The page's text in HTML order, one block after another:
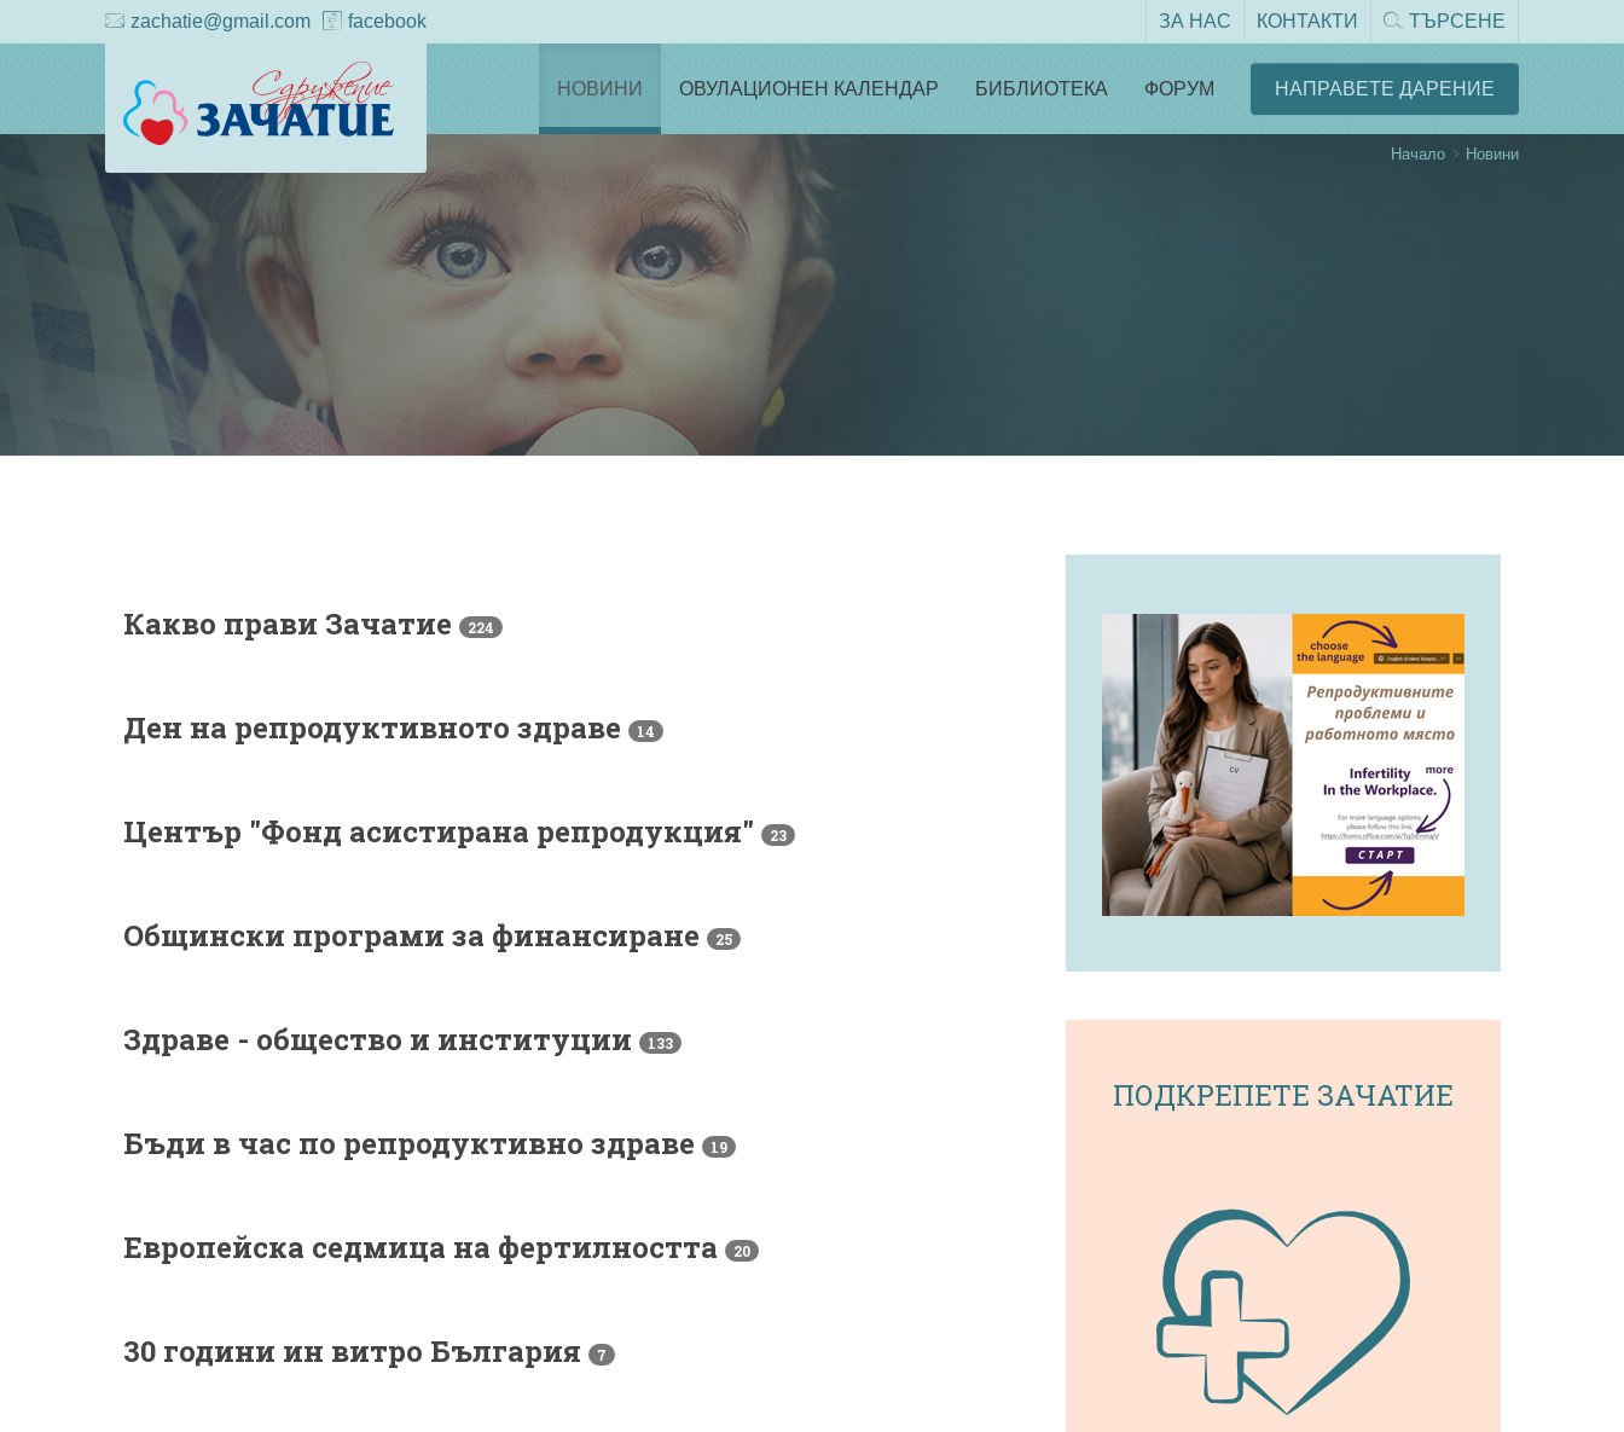
zachatie@gmail.com facebook ЗА НАС КОНТАКТИ ТЪРСЕНЕ
НОВИНИ ОВУЛАЦИОНЕН КАЛЕНДАР БИБЛИОТЕКА ФОРУМ НАПРАВЕТЕ ДАРЕНИЕ
Начало Новини
Какво прави Зачатие 224
Ден на репродуктивното здраве 14
Център "Фонд асистирана репродукция" 23
Общински програми за финансиране 25
Здраве - общество и институции 133
Бъди в час по репродуктивно здраве 19
Европейска седмица на фертилността 20
30 години ин витро България 7
ПОДКРЕПЕТЕ ЗАЧАТИЕ